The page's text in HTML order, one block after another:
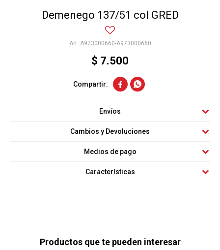
Demenego 137/51 col GRED
A973000660-A973000660
$ 7.500
 
Envíos
Cambios y Devoluciones
Medios de pago
Características
Productos que te pueden interesar